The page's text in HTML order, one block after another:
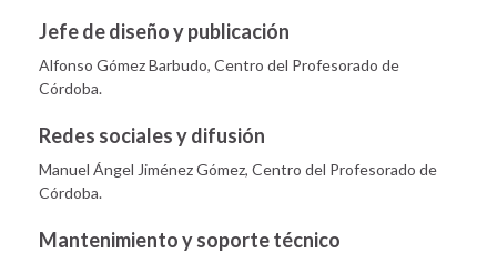
Jefe de diseño y publicación
Alfonso Gómez Barbudo, Centro del Profesorado de
Córdoba.
Redes sociales y difusión
Manuel Ángel Jiménez Gómez, Centro del Profesorado de
Córdoba.
Mantenimiento y soporte técnico